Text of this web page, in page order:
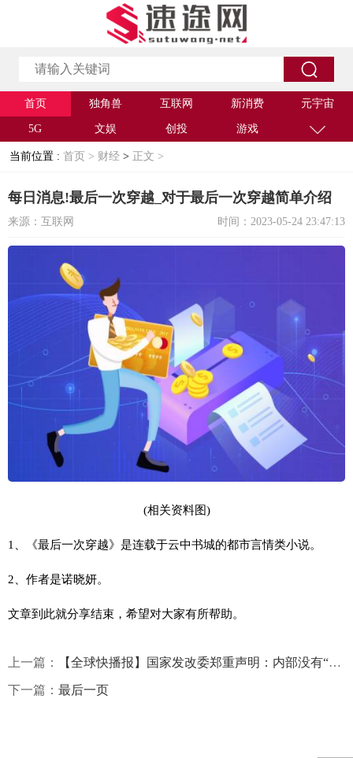
首页 独角兽 互联网 新消费 元宇宙
5G 文娱 创投 游戏
当前位置 : 首页 > 财经 > 正文 >
每日消息!最后一次穿越_对于最后一次穿越简单介绍
来源：互联网 时间：2023-05-24 23:47:13
(相关资料图)
1、《最后一次穿越》是连载于云中书城的都市言情类小说。
2、作者是诺晓妍。
文章到此就分享结束，希望对大家有所帮助。
上一篇： 【全球快播报】国家发改委郑重声明：内部没有“国家补短板强弱项领导小组”
下一篇： 最后一页